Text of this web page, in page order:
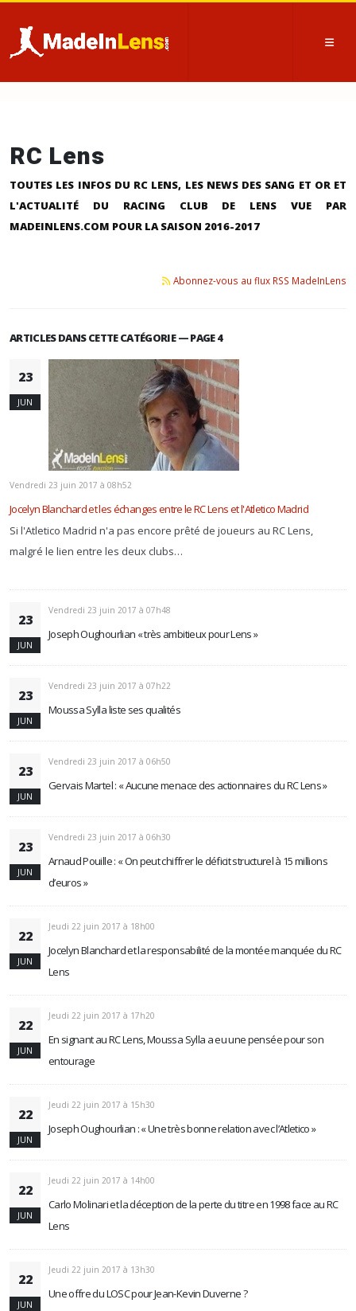
RC Lens
TOUTES LES INFOS DU RC LENS, LES NEWS DES SANG ET OR ET
L'ACTUALITÉ DU RACING CLUB DE LENS VUE PAR
MADEINLENS.COM POUR LA SAISON 2016-2017
Abonnez-vous au flux RSS MadeInLens
ARTICLES DANS CETTE CATÉGORIE — PAGE 4
23
JUN
Vendredi 23 juin 2017 à 08h52
Jocelyn Blanchard et les échanges entre le RC Lens et l'Atletico Madrid
Si l'Atletico Madrid n'a pas encore prêté de joueurs au RC Lens,
malgré le lien entre les deux clubs…
23
JUN
Vendredi 23 juin 2017 à 07h48
Joseph Oughourlian « très ambitieux pour Lens »
23
JUN
Vendredi 23 juin 2017 à 07h22
Moussa Sylla liste ses qualités
23
JUN
Vendredi 23 juin 2017 à 06h50
Gervais Martel : « Aucune menace des actionnaires du RC Lens »
23
JUN
Vendredi 23 juin 2017 à 06h30
Arnaud Pouille : « On peut chiffrer le déficit structurel à 15 millions
d’euros »
22
JUN
Jeudi 22 juin 2017 à 18h00
Jocelyn Blanchard et la responsabilité de la montée manquée du RC
Lens
22
JUN
Jeudi 22 juin 2017 à 17h20
En signant au RC Lens, Moussa Sylla a eu une pensée pour son
entourage
22
JUN
Jeudi 22 juin 2017 à 15h30
Joseph Oughourlian : « Une très bonne relation avec l’Atletico »
22
JUN
Jeudi 22 juin 2017 à 14h00
Carlo Molinari et la déception de la perte du titre en 1998 face au RC
Lens
22
JUN
Jeudi 22 juin 2017 à 13h30
Une offre du LOSC pour Jean-Kevin Duverne ?